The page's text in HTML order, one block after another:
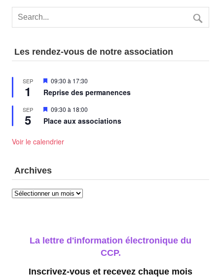
Les rendez-vous de notre association
SEP
1
Mis
avant
09:30 à 17:30
Reprise des permanences
SEP
5
Mis
avant
09:30 à 18:00
Place aux associations
Voir le calendrier
Archives
Archives
La lettre d'information électronique du
CCP.
Inscrivez-vous et recevez chaque mois